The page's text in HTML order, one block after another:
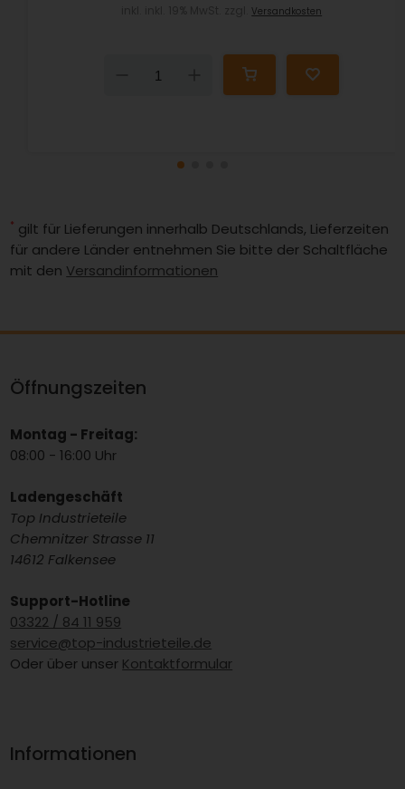
Versandkosten
Down
* gilt für Lieferungen innerhalb Deutschlands, Lieferzeiten
für andere Länder entnehmen Sie bitte der Schaltfläche
mit den Versandinformationen
Öffnungszeiten
Montag - Freitag:
08:00 - 16:00 Uhr
Ladengeschäft
Top Industrieteile
Chemnitzer Strasse 11
14612 Falkensee
Support-Hotline
03322 / 84 11 959
service@top-industrieteile.de
Oder über unser Kontaktformular
Informationen